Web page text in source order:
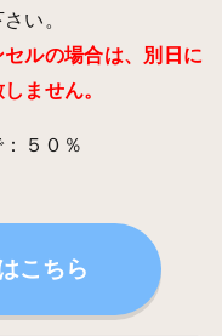
い。
ルの場合は、別日に
ません。
５０％
こちら